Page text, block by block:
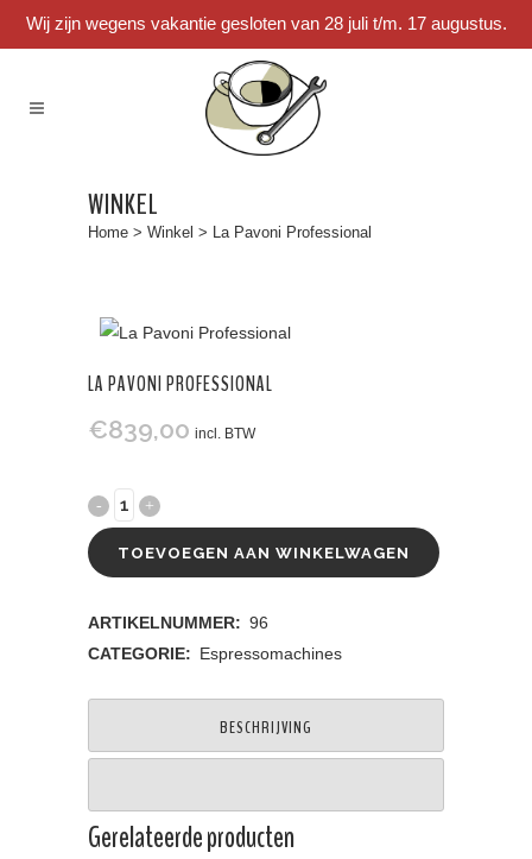
Wij zijn wegens vakantie gesloten van 28 juli t/m. 17 augustus.
WINKEL
Home > Winkel > La Pavoni Professional
LA PAVONI PROFESSIONAL
€839,00 incl. BTW
TOEVOEGEN AAN WINKELWAGEN
ARTIKELNUMMER: 96
CATEGORIE: Espressomachines
BESCHRIJVING
Gerelateerde producten